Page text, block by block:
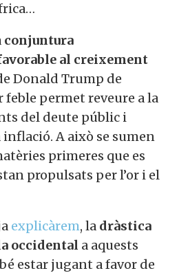
conjuntura
al creixement
Donald Trump de
permet reveure a la
del deute públic i
A això se sumen
primeres que es
propulsats per l’or i el
explicàrem, la dràstica
occidental a aquests
estar jugant a favor de